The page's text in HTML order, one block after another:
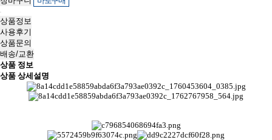
상품정보
사용후기
상품문의
배송/교환
상품 정보
상품 상세설명